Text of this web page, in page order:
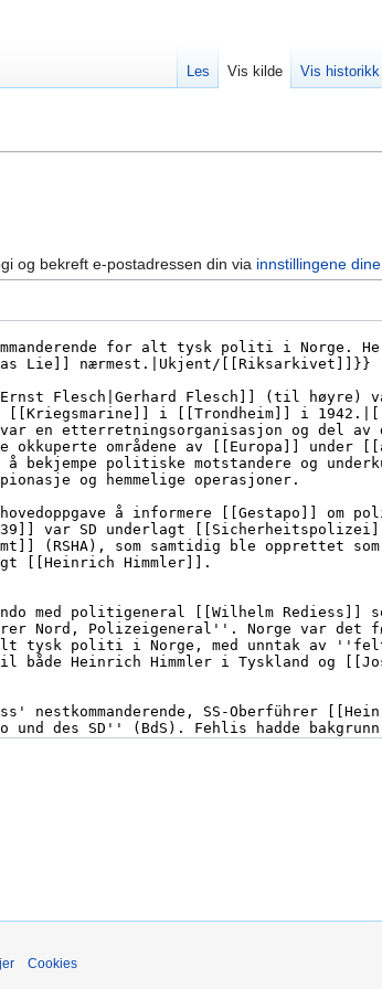
og bekreft e-postadressen din via innstillingene dine
Les Vis kilde Vis historikk
Cookies